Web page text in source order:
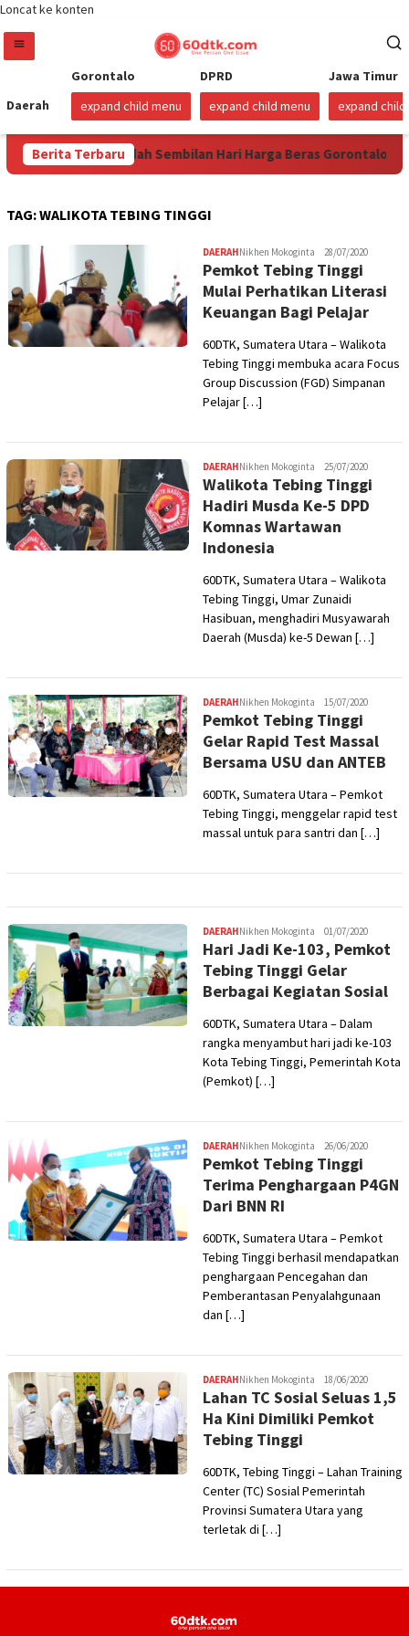
Loncat ke konten
Daerah
Gorontalo
expand child menu
DPRD
expand child menu
Jawa Timur
expand child
Berita Terbaru
2026 Sudah Sembilan Hari Harga Beras Gorontalo
TAG:WALIKOTA TEBING TINGGI
DAERAHNikhen Mokoginta 28/07/2020
Pemkot Tebing Tinggi
Mulai Perhatikan Literasi
Keuangan Bagi Pelajar
60DTK, Sumatera Utara – Walikota
Tebing Tinggi membuka acara Focus
Group Discussion (FGD) Simpanan
Pelajar […]
DAERAHNikhen Mokoginta 25/07/2020
Walikota Tebing Tinggi
Hadiri Musda Ke-5 DPD
Komnas Wartawan
Indonesia
60DTK, Sumatera Utara – Walikota
Tebing Tinggi, Umar Zunaidi
Hasibuan, menghadiri Musyawarah
Daerah (Musda) ke-5 Dewan […]
DAERAHNikhen Mokoginta 15/07/2020
Pemkot Tebing Tinggi
Gelar Rapid Test Massal
Bersama USU dan ANTEB
60DTK, Sumatera Utara – Pemkot
Tebing Tinggi, menggelar rapid test
massal untuk para santri dan […]
DAERAHNikhen Mokoginta 01/07/2020
Hari Jadi Ke-103, Pemkot
Tebing Tinggi Gelar
Berbagai Kegiatan Sosial
60DTK, Sumatera Utara – Dalam
rangka menyambut hari jadi ke-103
Kota Tebing Tinggi, Pemerintah Kota
(Pemkot) […]
DAERAHNikhen Mokoginta 26/06/2020
Pemkot Tebing Tinggi
Terima Penghargaan P4GN
Dari BNN RI
60DTK, Sumatera Utara – Pemkot
Tebing Tinggi berhasil mendapatkan
penghargaan Pencegahan dan
Pemberantasan Penyalahgunaan
dan […]
DAERAHNikhen Mokoginta 18/06/2020
Lahan TC Sosial Seluas 1,5
Ha Kini Dimiliki Pemkot
Tebing Tinggi
60DTK, Tebing Tinggi – Lahan Training
Center (TC) Sosial Pemerintah
Provinsi Sumatera Utara yang
terletak di […]